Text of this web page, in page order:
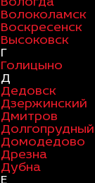
Волоколамск
Воскресенск
Высоковск
Г
Голицыно
Д
Дедовск
Дзержинский
Дмитров
Долгопрудный
Домодедово
Дрезна
Дубна